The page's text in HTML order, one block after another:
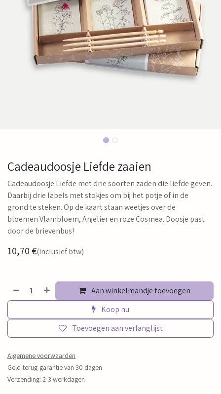
Cadeaudoosje Liefde zaaien
Cadeaudoosje Liefde met drie soorten zaden die liefde geven.
Daarbij drie labels met stokjes om bij het potje of in de
grond te steken. Op de kaart staan weetjes over de
bloemen Vlambloem, Anjelier en roze Cosmea. Doosje past
door de brievenbus!
10,70€(Inclusief btw)
Aan winkelmandje toevoegen
Koop nu
Toevoegen aan verlanglijst
Algemene voorwaarden
Geld-terug-garantie van 30 dagen
Verzending: 2-3 werkdagen